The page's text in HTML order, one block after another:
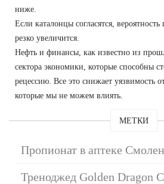
ниже.
Если каталонцы согласятся,
резко увеличится.
Нефть и финансы, как известно из
сектора экономики, которые способны
рецессию. Все это снижает уязвимость
которые мы не можем влиять.
МЕТКИ
Пропионат в аптеке
Треноджед Golden Dragon